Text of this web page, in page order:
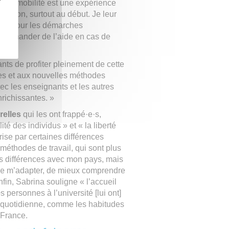
mobilité est une expérience
surtout au début. Je leur
pour les démarches
de l’aide en cas de
de profiter pleinement de cette
et aux nouvelles méthodes
les enseignants et les autres
»
qui les ont frappé·e·s,
des individus » et « la liberté
par certaines différences
de travail, qui sont plus
différences avec mon pays, mais
m’adapter, de mieux comprendre
Sabrina souligne « l’accueil
personnes à l’université [lui ont]
comme les habitudes